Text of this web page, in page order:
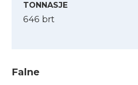
TONNASJE
646 brt
Falne
Velg språk